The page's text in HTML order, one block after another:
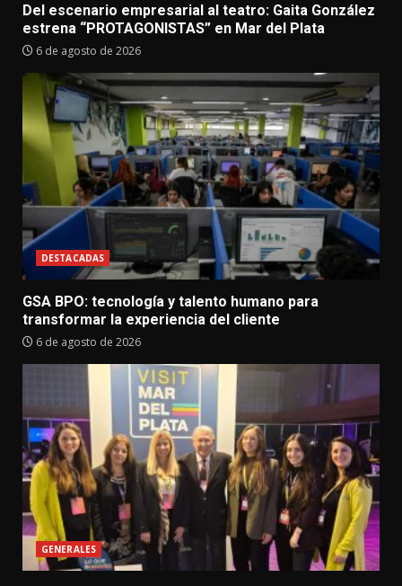
Del escenario empresarial al teatro: Gaita González
estrena “PROTAGONISTAS” en Mar del Plata
6 de agosto de 2026
DESTACADAS
GSA BPO: tecnología y talento humano para
transformar la experiencia del cliente
6 de agosto de 2026
GENERALES